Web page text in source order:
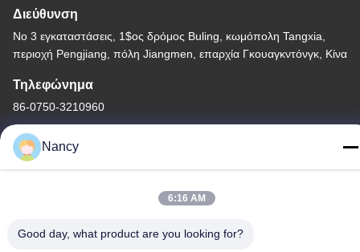
Διεύθυνση
Νο 3 εγκαταστάσεις, 1$ος δρόμος Buling, κωμόπολη Tangxia,
περιοχή Pengjiang, πόλη Jiangmen, επαρχία Γκουαγκντόνγκ, Κίνα
Τηλεφώνημα
86-0750-3210960
Πολιτική απορρήτου |
Κίνα Καλή ποιότητα Λαμπτήρες αλόγονου IR Προμηθευτής. -2026
Nancy
6:16 AM
Good day, what product are you looking for?